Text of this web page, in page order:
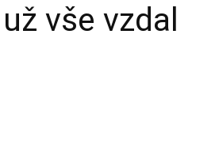
vše vzdal